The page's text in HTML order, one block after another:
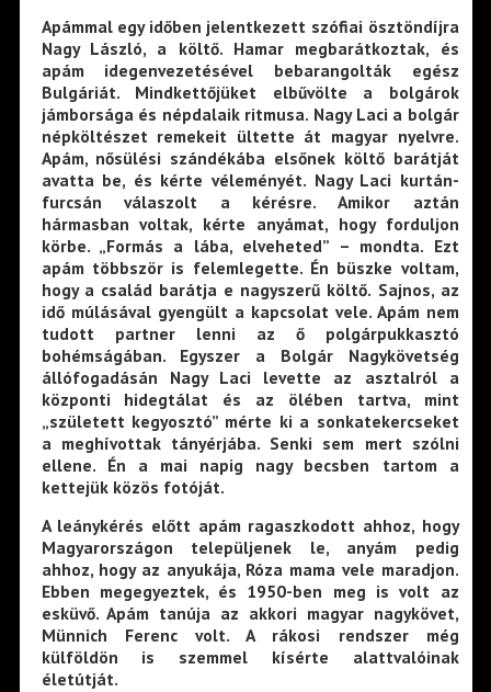
Apámmal egy időben jelentkezett szófiai ösztöndíjra
Nagy László, a költő. Hamar megbarátkoztak, és
apám idegenvezetésével bebarangolták egész
Bulgáriát. Mindkettőjüket elbűvölte a bolgárok
jámborsága és népdalaik ritmusa. Nagy Laci a bolgár
népköltészet remekeit ültette át magyar nyelvre.
Apám, nősülési szándékába elsőnek költő barátját
avatta be, és kérte véleményét. Nagy Laci kurtán-
furcsán válaszolt a kérésre. Amikor aztán
hármasban voltak, kérte anyámat, hogy forduljon
körbe. „Formás a lába, elveheted” – mondta. Ezt
apám többször is felemlegette. Én büszke voltam,
hogy a család barátja e nagyszerű költő. Sajnos, az
idő múlásával gyengült a kapcsolat vele. Apám nem
tudott partner lenni az ő polgárpukkasztó
bohémságában. Egyszer a Bolgár Nagykövetség
állófogadásán Nagy Laci levette az asztalról a
központi hidegtálat és az ölében tartva, mint
„született kegyosztó” mérte ki a sonkatekercseket
a meghívottak tányérjába. Senki sem mert szólni
ellene. Én a mai napig nagy becsben tartom a
kettejük közös fotóját.
A leánykérés előtt apám ragaszkodott ahhoz, hogy
Magyarországon települjenek le, anyám pedig
ahhoz, hogy az anyukája, Róza mama vele maradjon.
Ebben megegyeztek, és 1950-ben meg is volt az
esküvő. Apám tanúja az akkori magyar nagykövet,
Münnich Ferenc volt. A rákosi rendszer még
külföldön is szemmel kísérte alattvalóinak
életútját.